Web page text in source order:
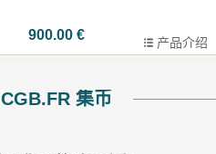
900.00 € 产品介绍
CGB.FR 集币